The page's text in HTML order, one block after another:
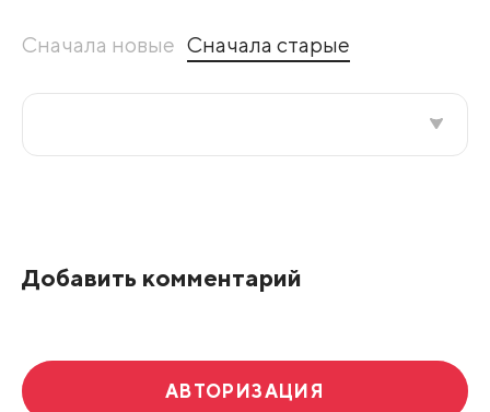
Сначала новые Сначала старые
Добавить комментарий
АВТОРИЗАЦИЯ